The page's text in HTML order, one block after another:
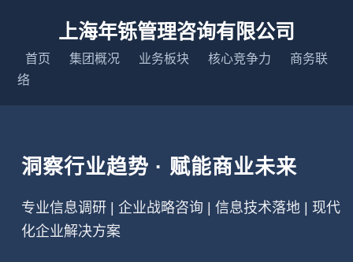
上海年铄管理咨询有限公司
首页 集团概况 业务板块 核心竞争力
商务联
络
洞察行业趋势 · 赋能商业未来
专业信息调研 | 企业战略咨询 | 信息技术落地 | 现代
化企业解决方案